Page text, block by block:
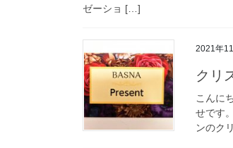
ゼーショ […]
2021年
クリ
こんに
せです
ンのク